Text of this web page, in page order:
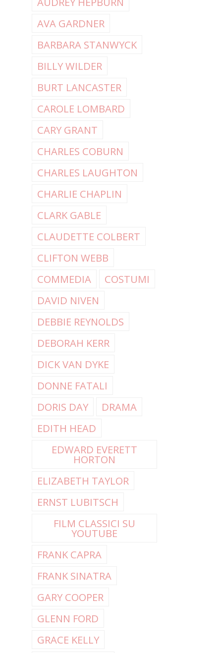
AVA GARDNER
BARBARA STANWYCK
BILLY WILDER
BURT LANCASTER
CAROLE LOMBARD
CARY GRANT
CHARLES COBURN
CHARLES LAUGHTON
CHARLIE CHAPLIN
CLARK GABLE
CLAUDETTE COLBERT
CLIFTON WEBB
COMMEDIA
COSTUMI
DAVID NIVEN
DEBBIE REYNOLDS
DEBORAH KERR
DICK VAN DYKE
DONNE FATALI
DORIS DAY
DRAMA
EDITH HEAD
EDWARD EVERETT
HORTON
ELIZABETH TAYLOR
ERNST LUBITSCH
FILM CLASSICI SU
YOUTUBE
FRANK CAPRA
FRANK SINATRA
GARY COOPER
GLENN FORD
GRACE KELLY